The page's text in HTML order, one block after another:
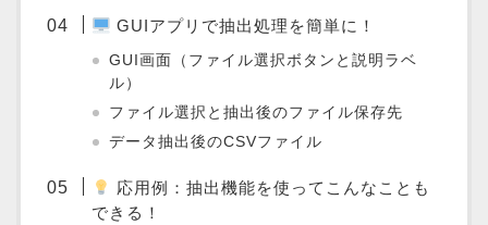
GUIアプリで抽出処理を簡単に！
GUI画面（ファイル選択ボタンと説明ラベ
ル）
ファイル選択と抽出後のファイル保存先
データ抽出後のCSVファイル
応用例：抽出機能を使ってこんなことも
できる！